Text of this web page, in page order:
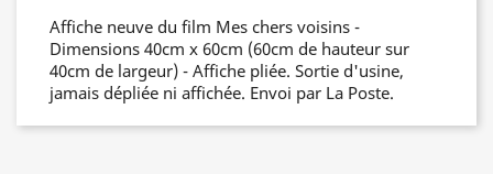
Affiche neuve du film Mes chers voisins -
Dimensions 40cm x 60cm (60cm de hauteur sur
40cm de largeur) - Affiche pliée. Sortie d'usine,
jamais dépliée ni affichée. Envoi par La Poste.